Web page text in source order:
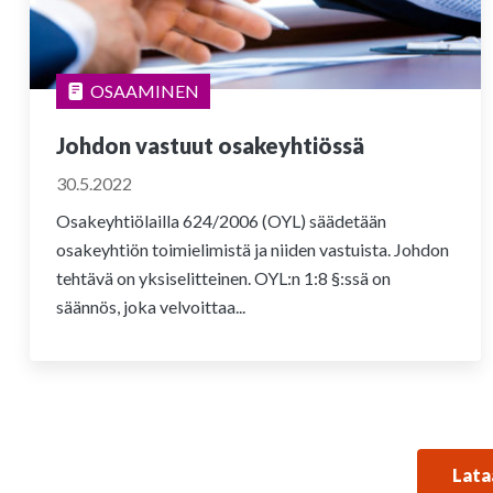
OSAAMINEN
Johdon vastuut osakeyhtiössä
30.5.2022
Osakeyhtiölailla 624/2006 (OYL) säädetään
osakeyhtiön toimielimistä ja niiden vastuista. Johdon
tehtävä on yksiselitteinen. OYL:n 1:8 §:ssä on
säännös, joka velvoittaa...